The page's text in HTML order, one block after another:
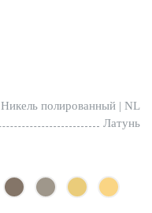
Никель полированный | NL
Латунь